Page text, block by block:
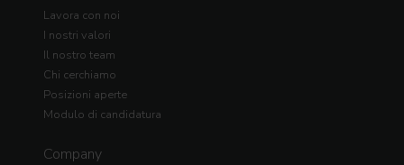
Lavora con noi
I nostri valori
Il nostro team
Chi cerchiamo
Posizioni aperte
Modulo di candidatura
Company